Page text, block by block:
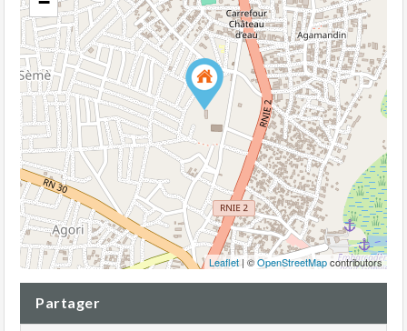
Leaflet| ©OpenStreetMapcontributors
Partager